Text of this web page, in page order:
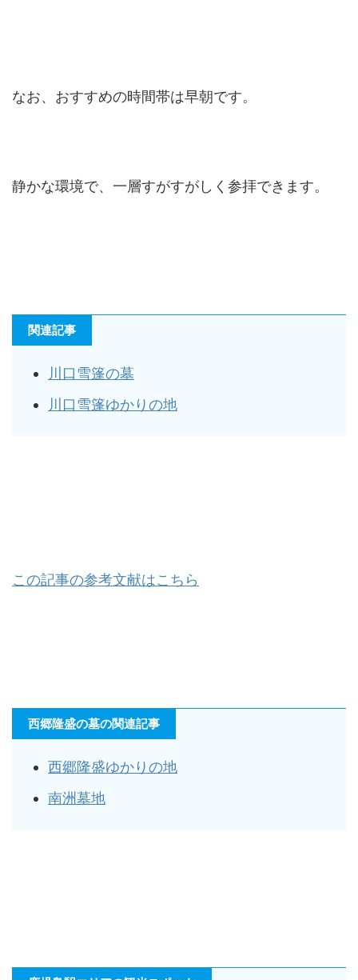
なお、おすすめの時間帯は早朝です。
静かな環境で、一層すがすがしく参拝できます。
関連記事
川口雪篷の墓
川口雪篷ゆかりの地
この記事の参考文献はこちら
西郷隆盛の墓の関連記事
西郷隆盛ゆかりの地
南洲墓地